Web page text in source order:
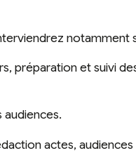
notamment
préparation et suivi
audiences.
actes, audiences